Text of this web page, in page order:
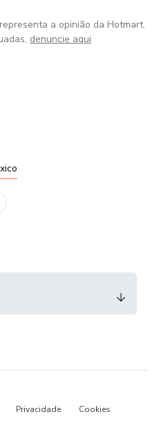
a opinião da Hotmart.
denuncie aqui
Privacidade Cookies